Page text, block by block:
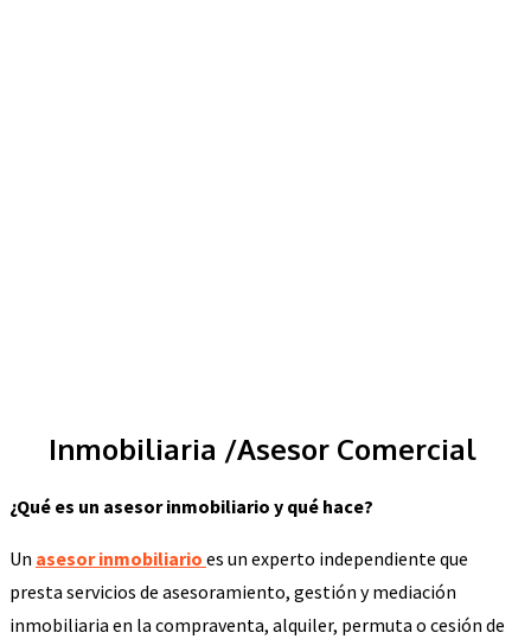
Inmobiliaria /Asesor Comercial
¿Qué es un asesor inmobiliario y qué hace?
Un asesor inmobiliario es un experto independiente que
presta servicios de asesoramiento, gestión y mediación
inmobiliaria en la compraventa, alquiler, permuta o cesión de